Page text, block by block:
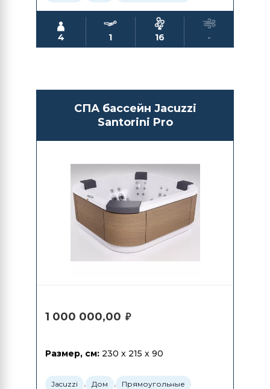
4 1 16 -
СПА бассейн Jacuzzi
Santorini Pro
1 000 000,00 ₽
Размер, см: 230 x 215 x 90
Jacuzzi , Дом , Прямоугольные